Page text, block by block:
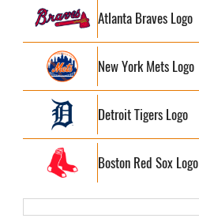
Atlanta Braves Logo
New York Mets Logo
Detroit Tigers Logo
Boston Red Sox Logo